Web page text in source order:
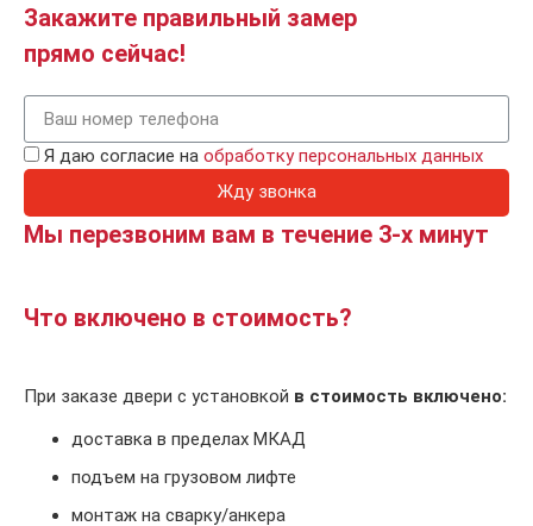
Закажите правильный замер
прямо сейчас!
Я даю согласие на обработку персональных данных
Жду звонка
Мы перезвоним вам в течение 3-х минут
Что включено в стоимость?
При заказе двери с установкой в стоимость включено:
доставка в пределах МКАД
подъем на грузовом лифте
монтаж на сварку/анкера